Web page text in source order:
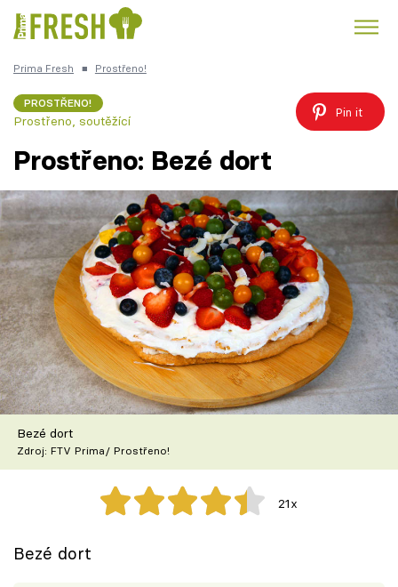
Česká kuchyně
Témata
Recepty
Články
TV Program
Škola vaření
Recepty z TV
Speciál: Cuketa
Těhotnej kuchař
Prima Fresh ■ Prostřeno!
PROSTŘENO!
Prostřeno, soutěžící
Pin it
Prostřeno: Bezé dort
Bezé dort
Zdroj: FTV Prima/ Prostřeno!
21x
Bezé dort